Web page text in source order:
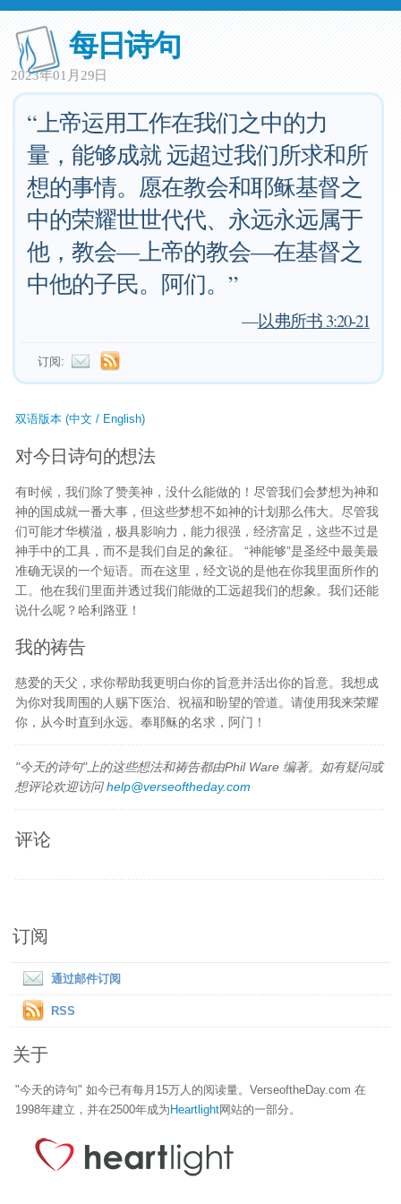
每日诗句
2023年01月29日
“上帝运用工作在我们之中的力
量，能够成就 远超过我们所求和所
想的事情。愿在教会和耶稣基督之
中的荣耀世世代代、永远永远属于
他，教会―上帝的教会―在基督之
中他的子民。阿们。”
—以弗所书 3:20-21
订阅:
双语版本 (中文 / English)
对今日诗句的想法
有时候，我们除了赞美神，没什么能做的！尽管我们会梦想为神和
神的国成就一番大事，但这些梦想不如神的计划那么伟大。尽管我
们可能才华横溢，极具影响力，能力很强，经济富足，这些不过是
神手中的工具，而不是我们自足的象征。 “神能够”是圣经中最美最
准确无误的一个短语。而在这里，经文说的是他在你我里面所作的
工。他在我们里面并透过我们能做的工远超我们的想象。我们还能
说什么呢？哈利路亚！
我的祷告
慈爱的天父，求你帮助我更明白你的旨意并活出你的旨意。我想成
为你对我周围的人赐下医治、祝福和盼望的管道。请使用我来荣耀
你，从今时直到永远。奉耶稣的名求，阿门！
"今天的诗句"上的这些想法和祷告都由Phil Ware 编著。如有疑问或
想评论欢迎访问help@verseoftheday.com
评论
订阅
通过邮件订阅
RSS
关于
"今天的诗句" 如今已有每月15万人的阅读量。VerseoftheDay.com 在
1998年建立，并在2500年成为 Heartlight网站的一部分。